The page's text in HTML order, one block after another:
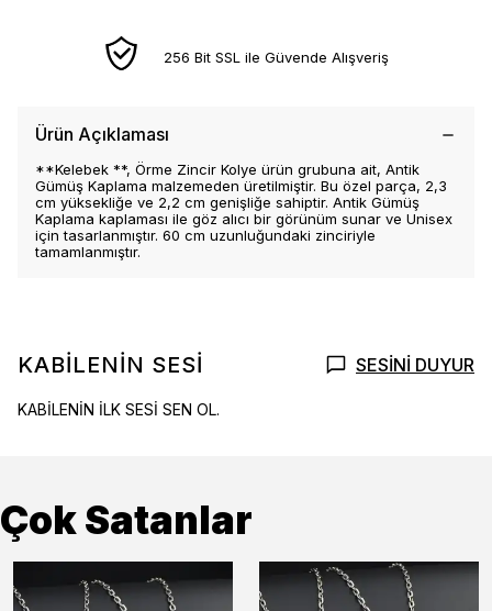
256 Bit SSL ile Güvende Alışveriş
Ürün Açıklaması
**Kelebek **, Örme Zincir Kolye ürün grubuna ait, Antik
Gümüş Kaplama malzemeden üretilmiştir. Bu özel parça, 2,3
cm yüksekliğe ve 2,2 cm genişliğe sahiptir. Antik Gümüş
Kaplama kaplaması ile göz alıcı bir görünüm sunar ve Unisex
için tasarlanmıştır. 60 cm uzunluğundaki zinciriyle
tamamlanmıştır.
KABİLENİN SESİ SESİNİ DUYUR
KABİLENİN İLK SESİ SEN OL.
Çok Satanlar